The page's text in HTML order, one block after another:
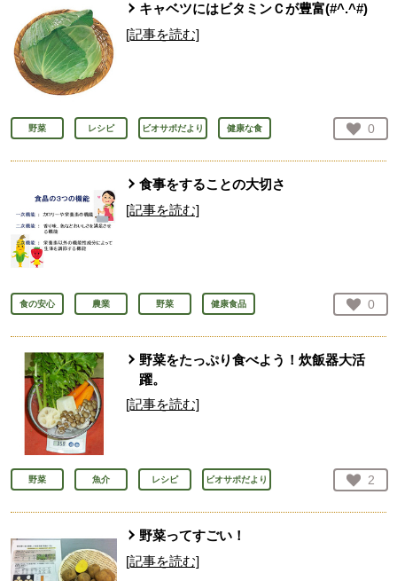
キャベツにはビタミンＣが豊富(#^.^#)
[記事を読む]
野菜 レシピ ビオサポだより 健康な食 お気
0
人
食事をすることの大切さ
[記事を読む]
食の安心 農業 野菜 健康食品 お気
0
人
野菜をたっぷり食べよう！炊飯器大活
躍。
[記事を読む]
野菜 魚介 レシピ ビオサポだより お気
2
人
野菜ってすごい！
[記事を読む]